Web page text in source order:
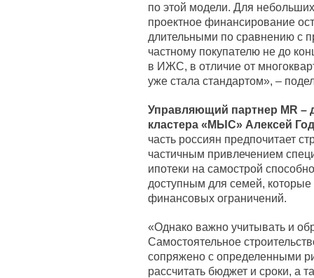
по этой модели. Для
проектное финансирование
длительными по сравнению с
частному покупателю не до
в ИЖС, в отличие от
уже стала стандартом», –
Управляющий партнер MR –
кластера «МЫС» Алексей
часть россиян предпочитает
частичным привлечением
ипотеки на самострой
доступным для семей, которые
финансовых ограничений.
«Однако важно учитывать и
Самостоятельное
сопряжено с определенными
рассчитать бюджет и сроки, а